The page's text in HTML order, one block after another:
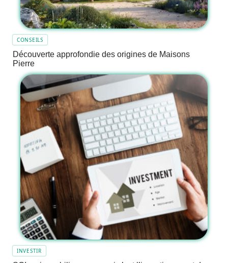
CONSEILS
Découverte approfondie des origines de Maisons
Pierre
INVESTIR